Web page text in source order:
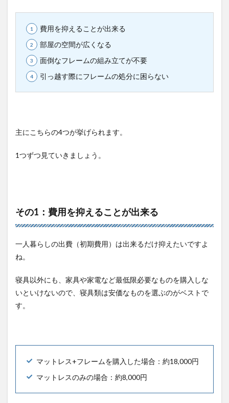
費用を抑えることが出来る
部屋の空間が広くなる
面倒なフレームの組み立てが不要
引っ越す際にフレームの処分に困らない
主にこちらの4つが挙げられます。
1つずつ見ていきましょう。
その1：費用を抑えることが出来る
一人暮らしの出費（初期費用）は出来るだけ抑えたいですよ
ね。
寝具以外にも、家具や家電など最低限必要なものを購入しな
いといけないので、寝具類は安価なものを選ぶのがベストで
す。
マットレス+フレームを購入した場合：約18,000円
マットレスのみの場合：約8,000円